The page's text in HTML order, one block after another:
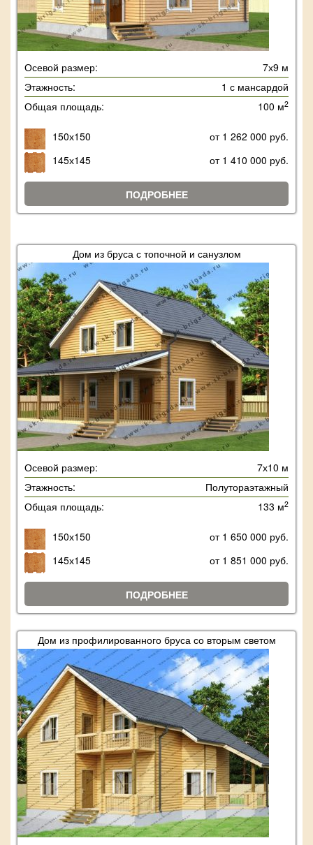
Осевой размер:
7х9 м
Этажность:
1 с мансардой
Общая площадь:
100 м2
150х150
от 1 262 000 руб.
145х145
от 1 410 000 руб.
ПОДРОБНЕЕ
Дом из бруса с топочной и санузлом
Осевой размер:
7х10 м
Этажность:
Полутораэтажный
Общая площадь:
133 м2
150х150
от 1 650 000 руб.
145х145
от 1 851 000 руб.
ПОДРОБНЕЕ
Дом из профилированного бруса со вторым светом